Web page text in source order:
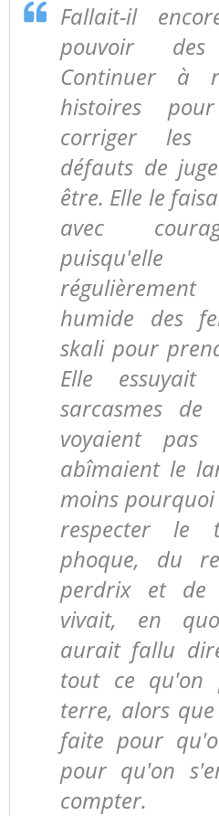
Fallait-il
pouvoir
Continuer à
histoires
corriger les
défauts de
être. Elle le
avec
humide des
skali pour
Elle essuyait
sarcasmes
voyaient
abîmaient le
moins
respecter le
phoque, du
perdrix et
vivait, en
aurait fallu
tout ce
terre, alors
faite pour
pour qu'on
compter.